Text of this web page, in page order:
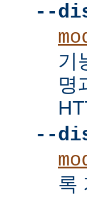
--
기
명
--
록